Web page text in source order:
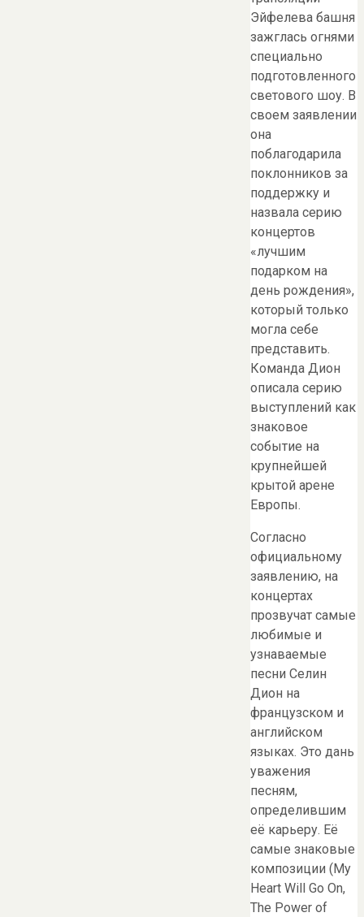
Эйфелева башня
зажглась огнями
специально
подготовленного
светового шоу. В
своем заявлении
она
поблагодарила
поклонников за
поддержку и
назвала серию
концертов
«лучшим
подарком на
день рождения»,
который только
могла себе
представить.
Команда Дион
описала серию
выступлений как
знаковое
событие на
крупнейшей
крытой арене
Европы.
Согласно
официальному
заявлению, на
концертах
прозвучат самые
любимые и
узнаваемые
песни Селин
Дион на
французском и
английском
языках. Это дань
уважения
песням,
определившим
её карьеру. Её
самые знаковые
композиции (My
Heart Will Go On,
The Power of